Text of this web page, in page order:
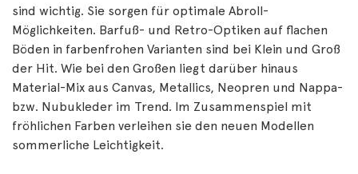
sind wichtig. Sie sorgen für optimale Abroll-
Möglichkeiten. Barfuß- und Retro-Optiken auf flachen
Böden in farbenfrohen Varianten sind bei Klein und Groß
der Hit. Wie bei den Großen liegt darüber hinaus
Material-Mix aus Canvas, Metallics, Neopren und Nappa-
bzw. Nubukleder im Trend. Im Zusammenspiel mit
fröhlichen Farben verleihen sie den neuen Modellen
sommerliche Leichtigkeit.